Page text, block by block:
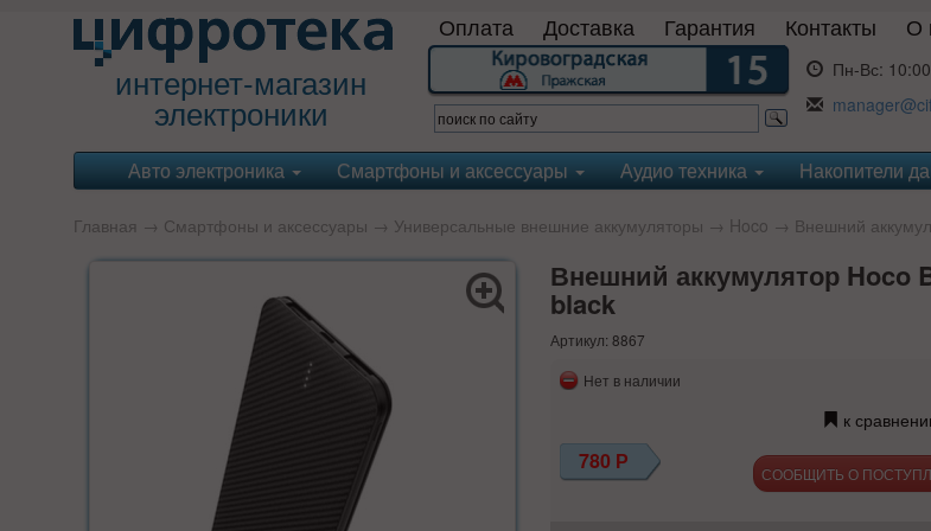
интернет-магазин
электроники
Оплата Доставка Гарантия Контакты О
Пн-Вс:
Авто электроника Смартфоны и аксессуары Аудио техника Накопители
Главная → Смартфоны и аксессуары → Универсальные внешние аккумуляторы → Hoco → Внешний
Внешний аккумулятор Hoco
black
Артикул: 8867
Нет в наличии
к
780 Р СООБЩИТЬ О